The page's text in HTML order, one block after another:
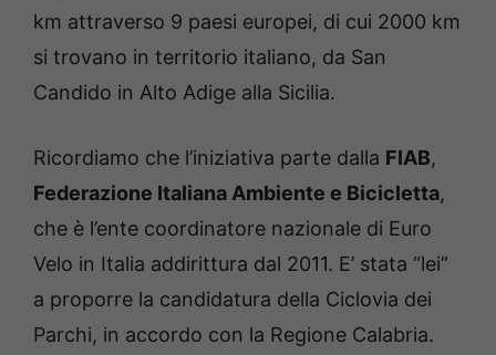
km attraverso 9 paesi europei, di cui 2000 km
si trovano in territorio italiano, da San
Candido in Alto Adige alla Sicilia.
Ricordiamo che l’iniziativa parte dalla FIAB,
Federazione Italiana Ambiente e Bicicletta,
che è l’ente coordinatore nazionale di Euro
Velo in Italia addirittura dal 2011. E’ stata “lei”
a proporre la candidatura della Ciclovia dei
Parchi, in accordo con la Regione Calabria.